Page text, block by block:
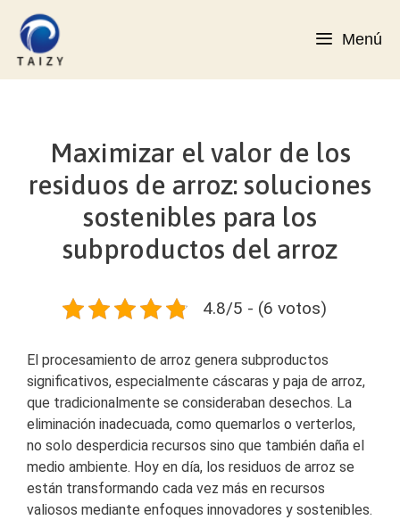
Saltar
contenido
Menú
Maximizar el valor de los
residuos de arroz: soluciones
sostenibles para los
subproductos del arroz
4.8/5 - (6 votos)
El procesamiento de arroz genera subproductos
significativos, especialmente cáscaras y paja de arroz,
que tradicionalmente se consideraban desechos. La
eliminación inadecuada, como quemarlos o verterlos,
no solo desperdicia recursos sino que también daña el
medio ambiente. Hoy en día, los residuos de arroz se
están transformando cada vez más en recursos
valiosos mediante enfoques innovadores y sostenibles.